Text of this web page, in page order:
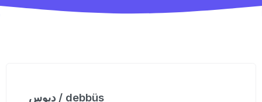
دبوس / debbüs